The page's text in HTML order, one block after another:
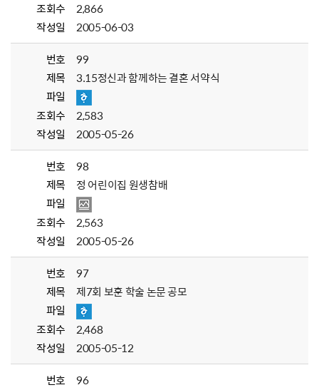
조회수
2,866
작성일
2005-06-03
번호
99
제목
3.15정신과 함께하는 결혼 서약식
파일
조회수
2,583
작성일
2005-05-26
번호
98
제목
정 어린이집 원생참배
파일
조회수
2,563
작성일
2005-05-26
번호
97
제목
제7회 보훈 학술 논문 공모
파일
조회수
2,468
작성일
2005-05-12
번호
96